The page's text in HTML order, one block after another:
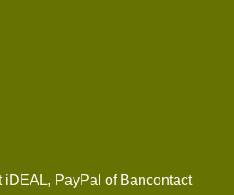
iDEAL, PayPal of Bancontact